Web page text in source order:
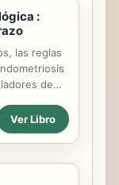
:
las reglas
de
nos
de los
y
la
Ver Libro